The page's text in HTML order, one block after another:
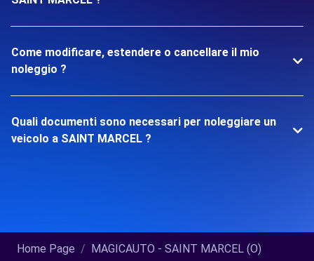
Come modificare, estendere o cancellare il mio
noleggio ?
Quali documenti sono necessari per noleggiare un
veicolo a SAINT MARCEL ?
Home Page MAGICAUTO - SAINT MARCEL (O)